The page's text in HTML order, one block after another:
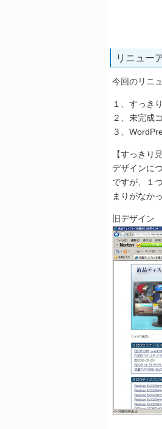
リニュー
今回のリニ
１、すっき
２、未完成
３、
【すっきり
デザインに
ですが、１
まりがなか
旧デザイン